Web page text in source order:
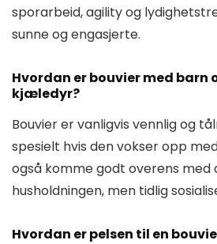
sporarbeid, agility og
sunne og engasjerte.
Hvordan er bouvier med barn
kjæledyr?
Bouvier er vanligvis vennlig og
spesielt hvis den vokser opp
også komme godt overens
husholdningen, men tidlig
Hvordan er pelsen til en